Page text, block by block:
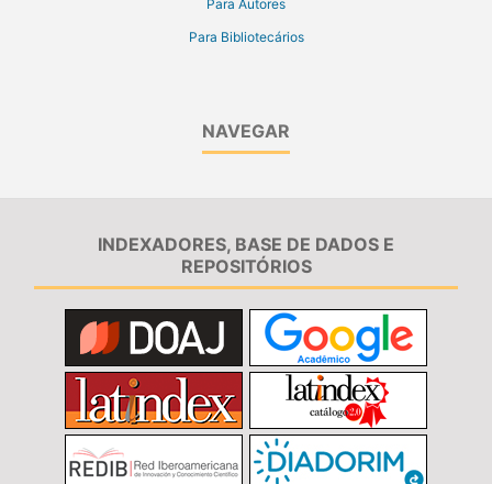
Para Autores
Para Bibliotecários
NAVEGAR
INDEXADORES, BASE DE DADOS E
REPOSITÓRIOS